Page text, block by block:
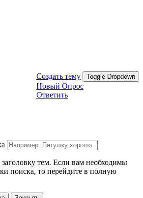
Создать тему Toggle Dropdown
Новый Опрос
Ответить
тем. Если вам необходимы
поиска, то перейдите в полную